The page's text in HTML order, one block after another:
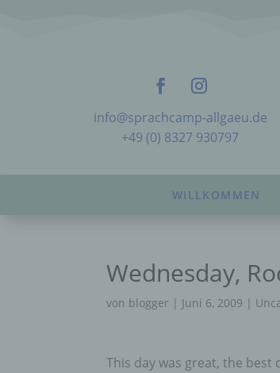
info@sprachcamp-allgaeu.de
+49 (0) 8327 930797
WILLKOMMEN
Wednesday,
von blogger | Juni 6, 2009 |
This day was great, the best